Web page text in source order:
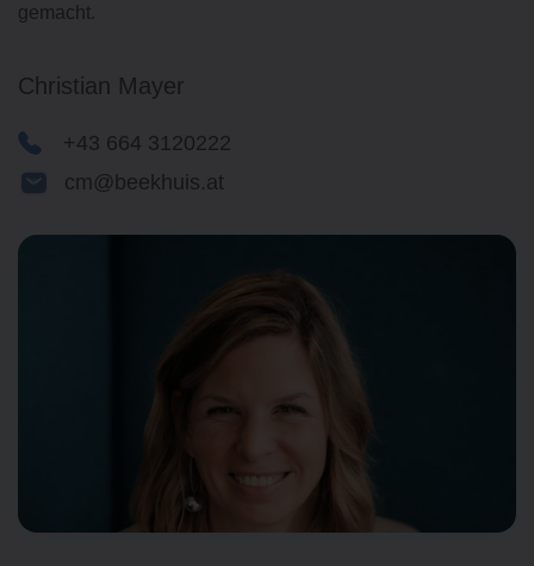
gemacht.
Christian Mayer
+43 664 3120222
cm@beekhuis.at